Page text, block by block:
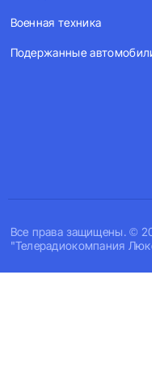
Все права защищены. ©
"Телерадиокомпания
Военная техника
Подержанные